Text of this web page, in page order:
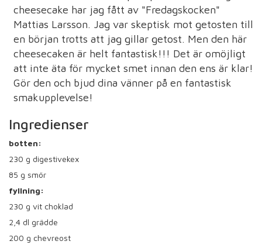
cheesecake har jag fått av "Fredagskocken"
Mattias Larsson. Jag var skeptisk mot getosten till
en början trotts att jag gillar getost. Men den här
cheesecaken är helt fantastisk!!! Det är omöjligt
att inte äta för mycket smet innan den ens är klar!
Gör den och bjud dina vänner på en fantastisk
smakupplevelse!
Ingredienser
botten:
230 g digestivekex
85 g smör
fyllning:
230 g vit choklad
2,4 dl grädde
200 g chevreost